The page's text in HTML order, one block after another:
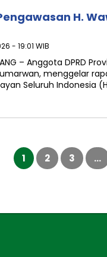
H.
- 19:01 WIB
– Anggota DPRD
menggelar
Seluruh Indonesia
1 2 3 …